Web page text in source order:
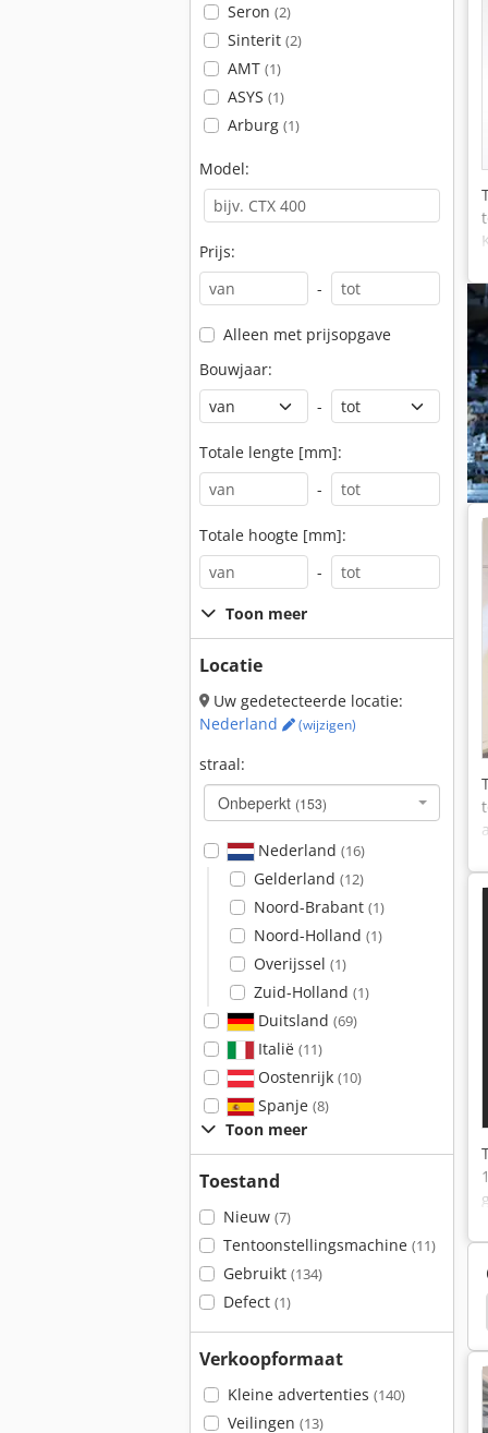
Seron (2)
Sinterit (2)
AMT (1)
ASYS (1)
Arburg (1)
Model:
Prijs:
-
Alleen met prijsopgave
Bouwjaar:
-
Totale lengte [mm]:
-
Totale hoogte [mm]:
-
Toon meer
Locatie
Uw gedetecteerde locatie:
Nederland
(wijzigen)
straal:
Onbeperkt (153)
Nederland (16)
Gelderland (12)
Noord-Brabant (1)
Noord-Holland (1)
Overijssel (1)
Zuid-Holland (1)
Duitsland (69)
Italië (11)
Oostenrijk (10)
Spanje (8)
Toon meer
Toestand
Nieuw (7)
Tentoonstellingsmachine (11)
Gebruikt (134)
Defect (1)
Verkoopformaat
Kleine advertenties (140)
Veilingen (13)
Mchale Fusion 2 Jet Jpt 260